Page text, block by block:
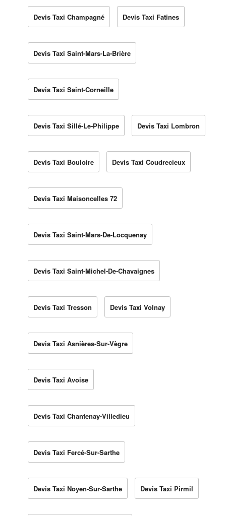
Devis Taxi Champagné Devis Taxi Fatines
Devis Taxi Saint-Mars-La-Brière
Devis Taxi Saint-Corneille
Devis Taxi Sillé-Le-Philippe Devis Taxi Lombron
Devis Taxi Bouloire Devis Taxi Coudrecieux
Devis Taxi Maisoncelles 72
Devis Taxi Saint-Mars-De-Locquenay
Devis Taxi Saint-Michel-De-Chavaignes
Devis Taxi Tresson Devis Taxi Volnay
Devis Taxi Asnières-Sur-Vègre
Devis Taxi Avoise
Devis Taxi Chantenay-Villedieu
Devis Taxi Fercé-Sur-Sarthe
Devis Taxi Noyen-Sur-Sarthe Devis Taxi Pirmil